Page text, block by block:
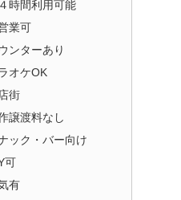
時間利用可能
業可
ンターあり
オケOK
街
譲渡料なし
ック・バー向け
可
有